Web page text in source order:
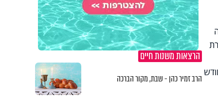
עופרת
מחודש
הרצאות משנות חיים
הרב זמיר כהן - שבת, מקור הברכה